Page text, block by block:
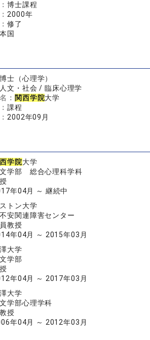
博士課程
2000年
修了
国
博士（心理学）
人文・社会 / 臨床心理学
： 関西学院大学
課程
2002年09月
学院大学
文学部 総合心理科学科
年04月 ～ 継続中
トン大学
不安関連障害センター
教授
年04月 ～ 2015年03月
大学
文学部
年04月 ～ 2017年03月
大学
文学部心理学科
授
年04月 ～ 2012年03月